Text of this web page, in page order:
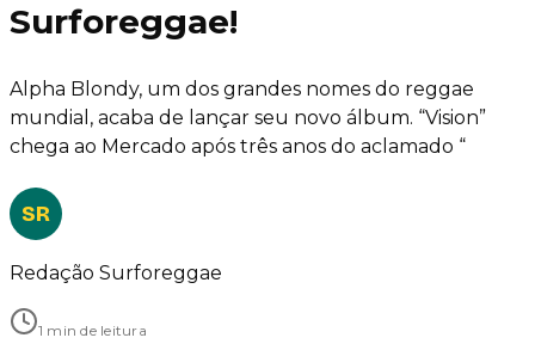
Surforeggae!
Alpha Blondy, um dos grandes nomes do reggae
mundial, acaba de lançar seu novo álbum. “Vision”
chega ao Mercado após três anos do aclamado “
SR
Redação Surforeggae
1 min de leitura